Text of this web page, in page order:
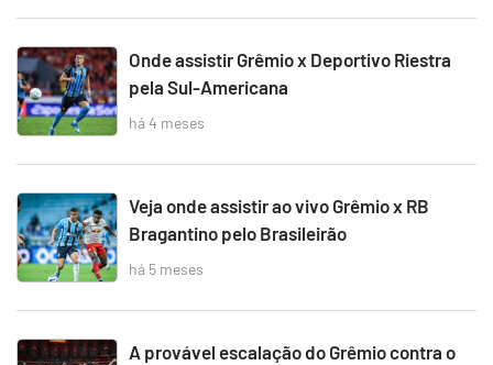
Onde assistir Grêmio x Deportivo Riestra
pela Sul-Americana
há 4 meses
Veja onde assistir ao vivo Grêmio x RB
Bragantino pelo Brasileirão
há 5 meses
A provável escalação do Grêmio contra o